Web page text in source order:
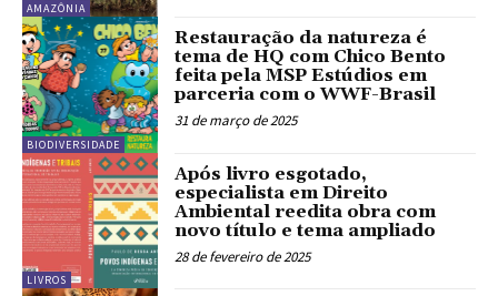
AMAZÔNIA
BIODIVERSIDADE
Restauração da natureza é
tema de HQ com Chico Bento
feita pela MSP Estúdios em
parceria com o WWF-Brasil
31 de março de 2025
LIVROS
Após livro esgotado,
especialista em Direito
Ambiental reedita obra com
novo título e tema ampliado
28 de fevereiro de 2025